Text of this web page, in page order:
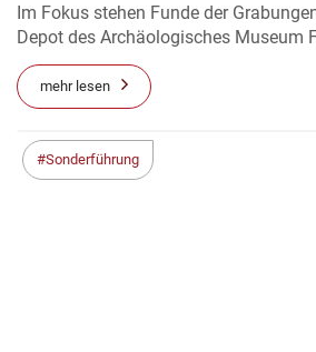
Im Fokus stehen Funde der
Depot des Archäologisches Museum
mehr lesen
Sonderführung